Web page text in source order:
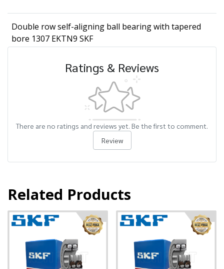
Double row self-aligning ball bearing with tapered
bore 1307 EKTN9 SKF
Ratings & Reviews
There are no ratings and reviews yet. Be the first to comment.
Review
Related Products